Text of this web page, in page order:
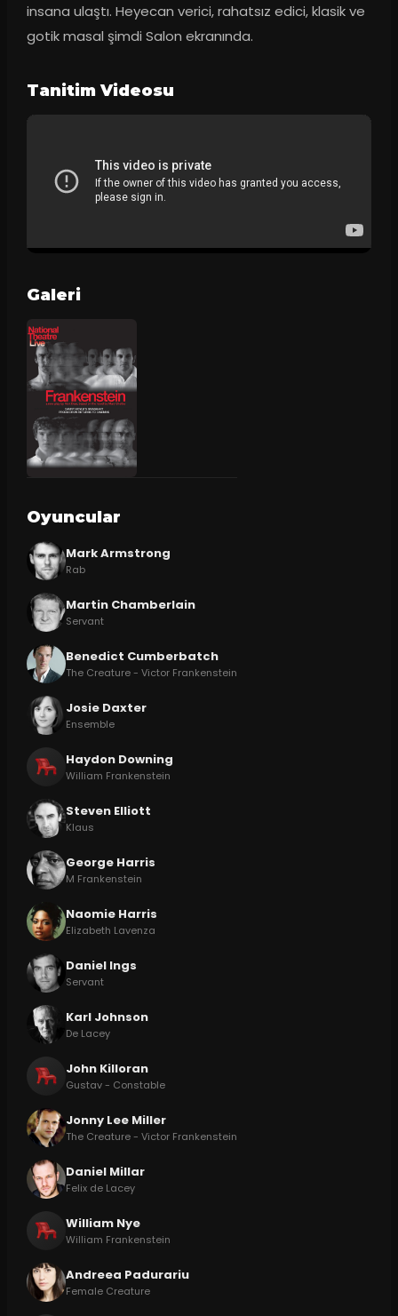
insana ulaştı. Heyecan verici, rahatsız edici, klasik ve
gotik masal şimdi Salon ekranında.
Tanitim Videosu
Galeri
Oyuncular
Mark Armstrong
Rab
Martin Chamberlain
Servant
Benedict Cumberbatch
The Creature - Victor Frankenstein
Josie Daxter
Ensemble
Haydon Downing
William Frankenstein
Steven Elliott
Klaus
George Harris
M Frankenstein
Naomie Harris
Elizabeth Lavenza
Daniel Ings
Servant
Karl Johnson
De Lacey
John Killoran
Gustav - Constable
Jonny Lee Miller
The Creature - Victor Frankenstein
Daniel Millar
Felix de Lacey
William Nye
William Frankenstein
Andreea Padurariu
Female Creature